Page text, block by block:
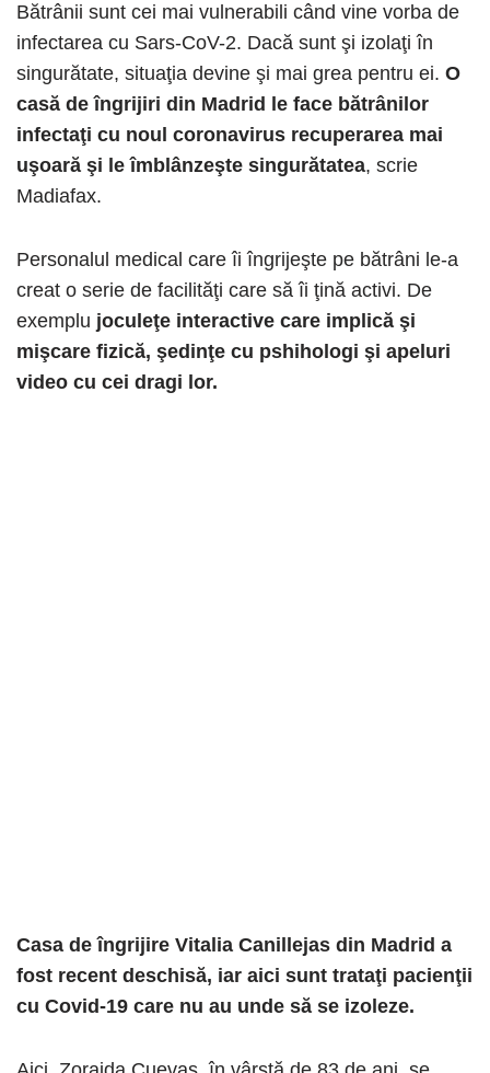
Bătrânii sunt cei mai vulnerabili când vine vorba de
infectarea cu Sars-CoV-2. Dacă sunt şi izolaţi în
singurătate, situaţia devine şi mai grea pentru ei. O
casă de îngrijiri din Madrid le face bătrânilor
infectaţi cu noul coronavirus recuperarea mai
uşoară şi le îmblânzeşte singurătatea, scrie
Madiafax.
Personalul medical care îi îngrijeşte pe bătrâni le-a
creat o serie de facilităţi care să îi ţină activi. De
exemplu joculeţe interactive care implică şi
mişcare fizică, şedinţe cu pshihologi şi apeluri
video cu cei dragi lor.
Casa de îngrijire Vitalia Canillejas din Madrid a
fost recent deschisă, iar aici sunt trataţi pacienţii
cu Covid-19 care nu au unde să se izoleze.